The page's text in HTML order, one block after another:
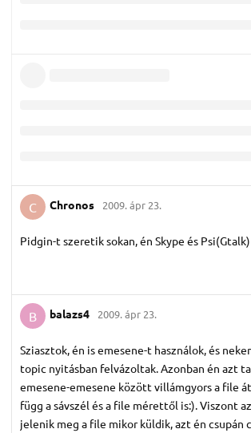
C Chronos 2009. ápr 23.
Pidgin-t szeretik sokan, én Skype és
B balazs4 2009. ápr 23.
Sziasztok, én is emesene-t használok, és
topic nyitásban felvázoltak. Azonban én azt
emesene-emesene között villámgyors a file
függ a sávszél és a file mérettől is:). Viszont
jelenik meg a file mikor küldik, azt én csupán